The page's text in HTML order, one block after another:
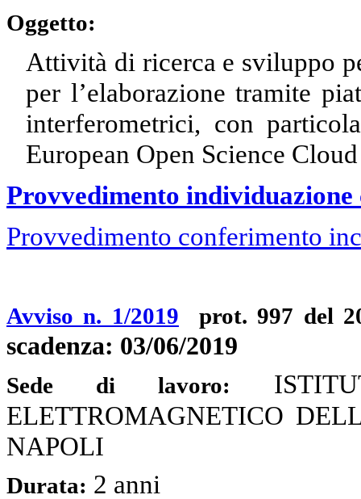
Oggetto:
Attività di ricerca e sviluppo
per l’elaborazione tramite
interferometrici, con
European Open Science
Provvedimento individuazione
Provvedimento conferimento
Avviso n. 1/2019 prot. 997 del
scadenza: 03/06/2019
Sede di lavoro:
ELETTROMAGNETICO
NAPOLI
Durata: 2 anni